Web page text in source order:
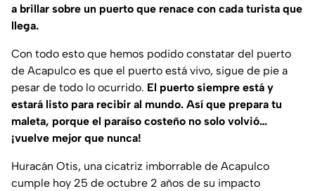
a brillar sobre un puerto que renace con cada turista que
llega.
Con todo esto que hemos podido constatar del puerto
de Acapulco es que el puerto está vivo, sigue de pie a
pesar de todo lo ocurrido. El puerto siempre está y
estará listo para recibir al mundo. Así que prepara tu
maleta, porque el paraíso costeño no solo volvió…
¡vuelve mejor que nunca!
Huracán Otis, una cicatriz imborrable de Acapulco
cumple hoy 25 de octubre 2 años de su impacto